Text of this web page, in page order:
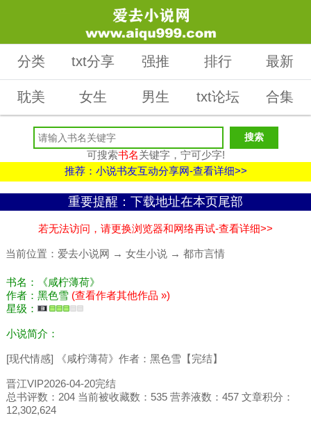
分类 txt分享 强推 排行 最新
耽美 女生 男生 txt论坛 合集
可搜索书名关键字，宁可少字!
推荐：小说书友互动分享网-查看详细>>
重要提醒：下载地址在本页尾部
若无法访问，请更换浏览器和网络再试-查看详细>>
当前位置： 爱去小说网 → 女生小说 → 都市言情
书名：《咸柠薄荷》
作者：黑色雪 (查看作者其他作品 »)
星级：
小说简介：
[现代情感] 《咸柠薄荷》作者：黑色雪【完结】
晋江VIP2026-04-20完结
总书评数：204 当前被收藏数：535 营养液数：457 文章积分：
12,302,624